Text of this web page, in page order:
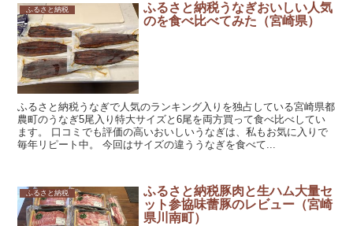
ふるさと納税
ふるさと納税うなぎおいしい人気
のを食べ比べてみた（宮崎県）
ふるさと納税うなぎで人気のランキング入りを独占している宮崎県都
農町のうなぎ5尾入り特大サイズと6尾を両方買って食べ比べしてい
ます。 口コミでも評価の高いおいしいうなぎは、私もお気に入りで
毎年リピート中。 今回はサイズの違ううなぎを食べて...
ふるさと納税
ふるさと納税豚肉と生ハム大量セ
ット参協味蕾豚のレビュー（宮崎
県川南町）